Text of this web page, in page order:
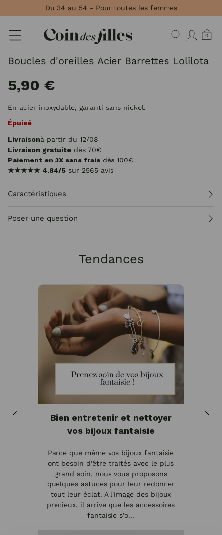
Du 34 au 54 - Pour toutes les femmes
0
Boucles d'oreilles Acier Barrettes Lolilota
5,90 €
En acier inoxydable, garanti sans nickel.
Épuisé
Livraisonà partir du 12/08
Livraison gratuite dès 70€
Paiement en 3X sans frais dès 100€
★★★★★ 4.84/5 sur 2565 avis
Caractéristiques
Poser une question
Tendances
Bien entretenir et nettoyer
vos bijoux fantaisie
Parce que même vos bijoux fantaisie
ont besoin d'être traités avec le plus
grand soin, nous vous proposons
quelques astuces pour leur redonner
tout leur éclat. A l'image des bijoux
précieux, il arrive que les accessoires
fantaisie s'o...
Panneau de gestion des cookies